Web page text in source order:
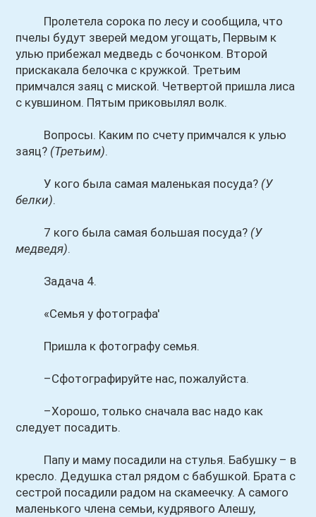
Пролетела сорока по лесу и сообщила, что
пчелы будут зверей медом угощать, Первым к
улью прибежал медведь с бочонком. Второй
прискакала белочка с кружкой. Третьим
примчался заяц с миской. Четвертой пришла лиса
с кувшином. Пятым приковылял волк.
Вопросы. Каким по счету примчался к улью
заяц? (Третьим).
У кого была самая маленькая посуда? (У
белки).
7 кого была самая большая посуда? (У
медведя).
Задача 4.
«Семья у фотографа'
Пришла к фотографу семья.
–Сфотографируйте нас, пожалуйста.
–Хорошо, только сначала вас надо как
следует посадить.
Папу и маму посадили на стулья. Бабушку – в
кресло. Дедушка стал рядом с бабушкой. Брата с
сестрой посадили радом на скамеечку. А самого
маленького члена семьи, кудрявого Алешу,